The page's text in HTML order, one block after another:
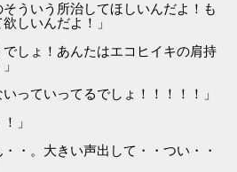
ういう所治してほしいんだよ！も
しいんだよ！」
しょ！あんたはエコヒイキの肩持
っていってるでしょ！！！！！」
」
・。大きい声出して・・つい・・